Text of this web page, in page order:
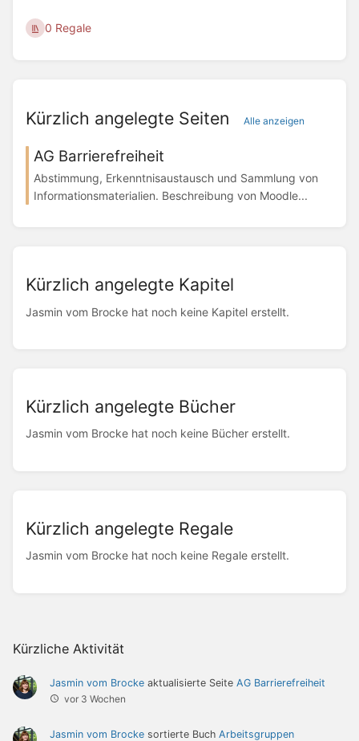
Kürzliche Aktivität
Jasmin vom Brocke aktualisierte Seite AG Barrierefreiheit
vor 3 Wochen
Jasmin vom Brocke sortierte Buch Arbeitsgruppen
0 Regale
Kürzlich angelegte Seiten Alle anzeigen
AG Barrierefreiheit
Abstimmung, Erkenntnisaustausch und Sammlung von
Informationsmaterialien. Beschreibung von Moodle...
Kürzlich angelegte Kapitel
Jasmin vom Brocke hat noch keine Kapitel erstellt.
Kürzlich angelegte Bücher
Jasmin vom Brocke hat noch keine Bücher erstellt.
Kürzlich angelegte Regale
Jasmin vom Brocke hat noch keine Regale erstellt.